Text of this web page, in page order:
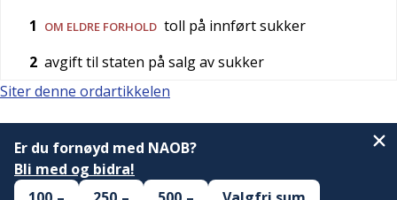
1 OM ELDRE FORHOLD toll på innført sukker
2 avgift til staten på salg av sukker
Siter denne ordartikkelen
Er du fornøyd med NAOB?
Bli med og bidra!